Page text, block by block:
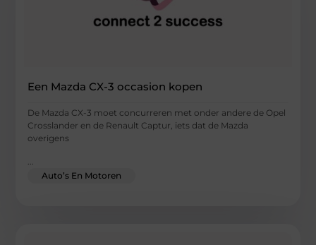
Een Mazda CX-3 occasion kopen
De Mazda CX-3 moet concurreren met onder andere de Opel
Crosslander en de Renault Captur, iets dat de Mazda
overigens
Auto’s En Motoren